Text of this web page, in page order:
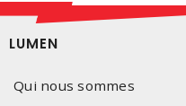
LUMEN
Qui nous sommes